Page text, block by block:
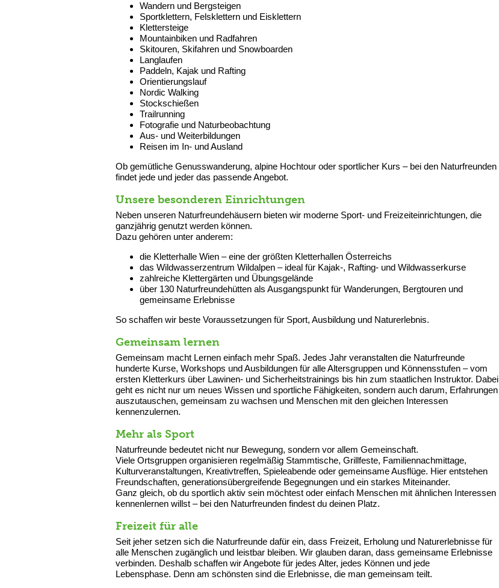
Wandern und Bergsteigen
Sportklettern, Felsklettern und Eisklettern
Klettersteige
Mountainbiken und Radfahren
Skitouren, Skifahren und Snowboarden
Langlaufen
Paddeln, Kajak und Rafting
Orientierungslauf
Nordic Walking
Stockschießen
Trailrunning
Fotografie und Naturbeobachtung
Aus- und Weiterbildungen
Reisen im In- und Ausland
Ob gemütliche Genusswanderung, alpine Hochtour oder sportlicher Kurs – bei den Naturfreunden
findet jede und jeder das passende Angebot.
Unsere besonderen Einrichtungen
Neben unseren Naturfreundehäusern bieten wir moderne Sport- und Freizeiteinrichtungen, die
ganzjährig genutzt werden können.
Dazu gehören unter anderem:
die Kletterhalle Wien – eine der größten Kletterhallen Österreichs
das Wildwasserzentrum Wildalpen – ideal für Kajak-, Rafting- und Wildwasserkurse
zahlreiche Klettergärten und Übungsgelände
über 130 Naturfreundehütten als Ausgangspunkt für Wanderungen, Bergtouren und
gemeinsame Erlebnisse
So schaffen wir beste Voraussetzungen für Sport, Ausbildung und Naturerlebnis.
Gemeinsam lernen
Gemeinsam macht Lernen einfach mehr Spaß. Jedes Jahr veranstalten die Naturfreunde
hunderte Kurse, Workshops und Ausbildungen für alle Altersgruppen und Könnensstufen – vom
ersten Kletterkurs über Lawinen- und Sicherheitstrainings bis hin zum staatlichen Instruktor. Dabei
geht es nicht nur um neues Wissen und sportliche Fähigkeiten, sondern auch darum, Erfahrungen
auszutauschen, gemeinsam zu wachsen und Menschen mit den gleichen Interessen
kennenzulernen.
Mehr als Sport
Naturfreunde bedeutet nicht nur Bewegung, sondern vor allem Gemeinschaft.
Viele Ortsgruppen organisieren regelmäßig Stammtische, Grillfeste, Familiennachmittage,
Kulturveranstaltungen, Kreativtreffen, Spieleabende oder gemeinsame Ausflüge. Hier entstehen
Freundschaften, generationsübergreifende Begegnungen und ein starkes Miteinander.
Ganz gleich, ob du sportlich aktiv sein möchtest oder einfach Menschen mit ähnlichen Interessen
kennenlernen willst – bei den Naturfreunden findest du deinen Platz.
Freizeit für alle
Seit jeher setzen sich die Naturfreunde dafür ein, dass Freizeit, Erholung und Naturerlebnisse für
alle Menschen zugänglich und leistbar bleiben. Wir glauben daran, dass gemeinsame Erlebnisse
verbinden. Deshalb schaffen wir Angebote für jedes Alter, jedes Können und jede
Lebensphase. Denn am schönsten sind die Erlebnisse, die man gemeinsam teilt.